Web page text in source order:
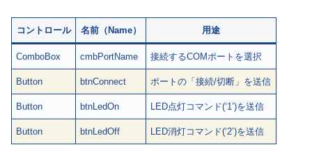
コントロール 名前（Name） 用途
ComboBox cmbPortName 接続するCOMポートを選択
Button btnConnect ポートの「接続/切断」を送信
Button btnLedOn LED点灯コマンド(‘1’)を送信
Button btnLedOff LED消灯コマンド(‘2’)を送信